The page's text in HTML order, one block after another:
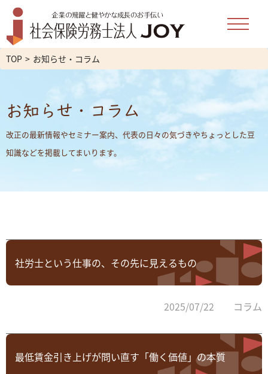
TOP お知らせ・コラム
お知らせ・コラム
改正の最新情報やセミナー案内、代表の日々の気づきやちょっとした豆
知識などを掲載してまいります。
社労士という仕事の、その先に見えるもの
2025/07/22 コラム
最低賃金引き上げが問い直す「働く価値」の本質